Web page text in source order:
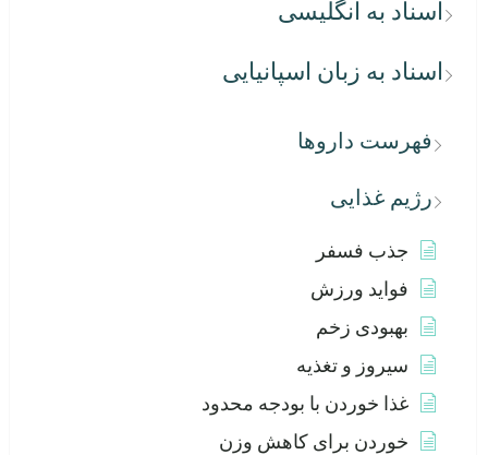
اسناد به انگلیسی
اسناد به زبان اسپانیایی
فهرست داروها
رژیم غذایی
جذب فسفر
فواید ورزش
بهبودی زخم
سیروز و تغذیه
غذا خوردن با بودجه محدود
خوردن برای کاهش وزن